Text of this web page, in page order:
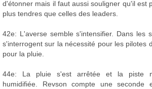
d'étonner mais il faut aussi souligner qu'il est
plus tendres que celles des leaders.
42e: L'averse semble s'intensifier. Dans les
s'interrogent sur la nécessité pour les pilotes
pour la pluie.
44e: La pluie s'est arrêtée et la piste
humidifiée. Revson compte une seconde